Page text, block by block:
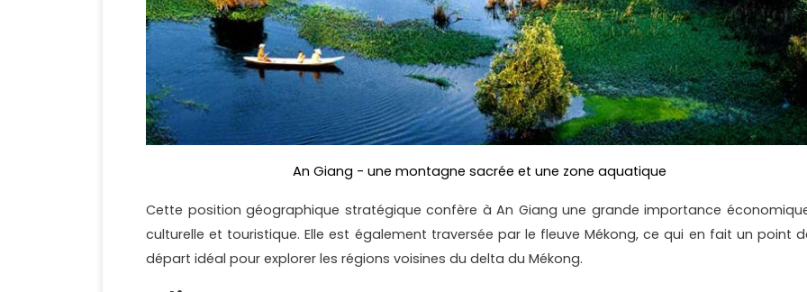
An Giang - une montagne sacrée et une zone aquatique
Cette position géographique stratégique confère à An Giang une grande importance
culturelle et touristique. Elle est également traversée par le fleuve Mékong, ce qui en fait un point
départ idéal pour explorer les régions voisines du delta du Mékong.